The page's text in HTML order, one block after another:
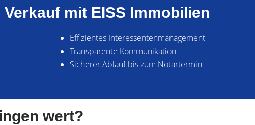
mit EISS Immobilien
Effizientes Interessentenmanagement
Transparente Kommunikation
Sicherer Ablauf bis zum Notartermin
wert?